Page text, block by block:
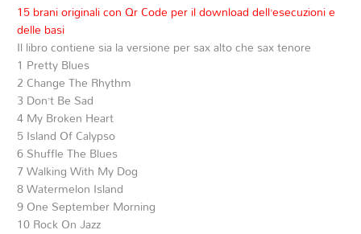
15 brani originali con Qr Code per il download dell’esecuzioni e
delle basi
Il libro contiene sia la versione per sax alto che sax tenore
1 Pretty Blues
2 Change The Rhythm
3 Don’t Be Sad
4 My Broken Heart
5 Island Of Calypso
6 Shuffle The Blues
7 Walking With My Dog
8 Watermelon Island
9 One September Morning
10 Rock On Jazz